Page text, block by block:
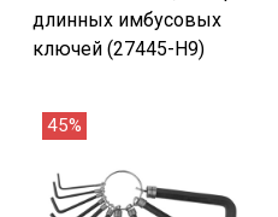
длинных имбусовых
ключей (27445-H9)
45%